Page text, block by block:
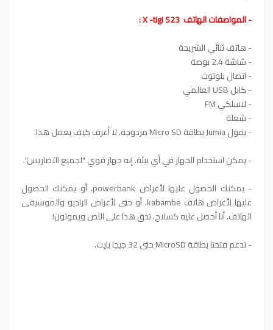
- المواصفات الهاتف X -tigi S23 :
- هاتف ثنائي الشريحة
- شاشة 2.4 بوصة
- اتصال بلوتوث
- كابل USB العالمي
- لاسلكي FM
- شعلة
- يقول Jumia بطاقة Micro SD مزدوجة. لا أعرف كيف يعمل هذا.
- يمكن استخدام الجهاز في أي بيئة. إنه جهاز قوي "لجميع التضاريس".
- يمكنك الحصول عليها لأغراض powerbank. أو يمكنك الحصول
عليها لأغراض هاتف kabambe. أو حتى لأغراض الراديو والموسيقى
الهاتف. أنا أحصل عليه كسلاح. تدق هذا على اللص ويموتون!
- تدعم فتحتا بطاقة MicroSD حتى 32 جيجا بايت.